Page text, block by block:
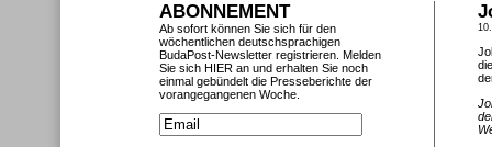
ABONNEMENT
Ab sofort können Sie sich für den
wöchentlichen deutschsprachigen
BudaPost-Newsletter registrieren. Melden
Sie sich HIER an und erhalten Sie noch
einmal gebündelt die Presseberichte der
vorangegangenen Woche.